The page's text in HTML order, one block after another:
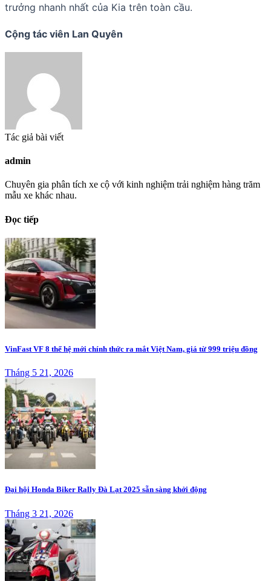
trưởng nhanh nhất của Kia trên toàn cầu.
Cộng tác viên Lan Quyên
Tác giả bài viết
admin
Chuyên gia phân tích xe cộ với kinh nghiệm trải nghiệm hàng trăm
mẫu xe khác nhau.
Đọc tiếp
VinFast VF 8 thế hệ mới chính thức ra mắt Việt Nam, giá từ 999 triệu đồng
Tháng 5 21, 2026
Đại hội Honda Biker Rally Đà Lạt 2025 sẵn sàng khởi động
Tháng 3 21, 2026